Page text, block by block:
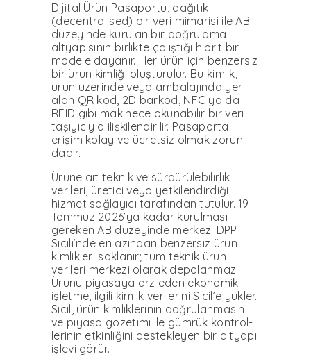
Dijital Ürün Pasaportu, da­ğıtık
(decentralised) bir ve­ri mimarisi ile AB
düzeyinde kurulan bir doğrulama
altya­pısının birlikte çalıştığı hibrit bir
modele dayanır. Her ürün için benzersiz
bir ürün kimli­ği oluşturulur. Bu kimlik,
ürün üzerinde veya ambalajında yer
alan QR kod, 2D barkod, NFC ya da
RFID gibi makinece oku­nabilir bir veri
taşıyıcıyla iliş­kilendirilir. Pasaporta
erişim kolay ve ücretsiz olmak zorun­
dadır.
Ürüne ait teknik ve sürdü­rülebilirlik
verileri, üretici ve­ya yetkilendirdiği
hizmet sağ­layıcı tarafından tutulur. 19
Temmuz 2026’ya kadar ku­rulması
gereken AB düzeyin­de merkezi DPP
Sicili’nde en azından benzersiz ürün
kim­likleri saklanır; tüm teknik ürün
verileri merkezi olarak depolanmaz.
Ürünü piyasa­ya arz eden ekonomik
işletme, ilgili kimlik verilerini Sicil’e yükler.
Sicil, ürün kimlikleri­nin doğrulanmasını
ve piyasa gözetimi ile gümrük kontrol­
lerinin etkinliğini destekleyen bir altyapı
işlevi görür.